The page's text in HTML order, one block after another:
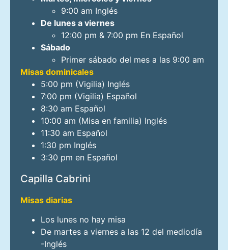
9:00 am Inglés
De lunes a viernes
12:00 pm & 7:00 pm En Español
Sábado
Primer sábado del mes a las 9:00 am
Misas dominicales
5:00 pm (Vigilia) Inglés
7:00 pm (Vigilia) Español
8:30 am Español
10:00 am (Misa en familia) Inglés
11:30 am Español
1:30 pm Inglés
3:30 pm en Español
Capilla Cabrini
Misas diarias
Los lunes no hay misa
De martes a viernes a las 12 del mediodía
-Inglés